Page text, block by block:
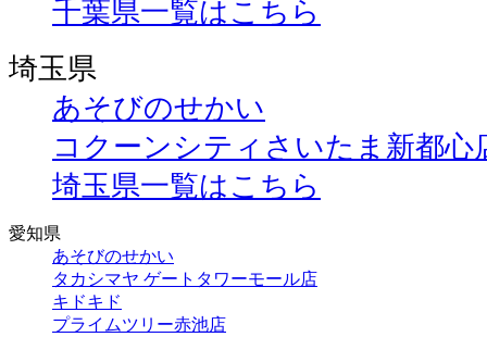
千葉県一覧はこちら
埼玉県
あそびのせかい
コクーンシティさいたま新都心
埼玉県一覧はこちら
愛知県
あそびのせかい
タカシマヤ ゲートタワーモール店
キドキド
プライムツリー赤池店